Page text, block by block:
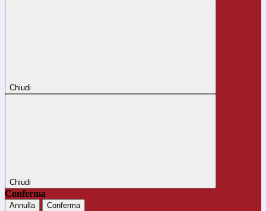
Chiudi
Chiudi
Conferma
Annulla Conferma